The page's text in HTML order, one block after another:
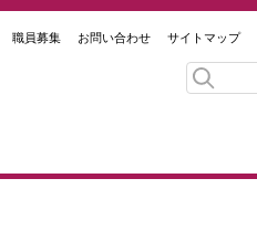
職員募集 お問い合わせ サイトマップ